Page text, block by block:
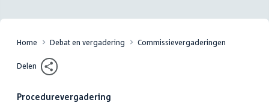
Home Debat en vergadering Commissievergaderingen
Delen
Procedurevergadering